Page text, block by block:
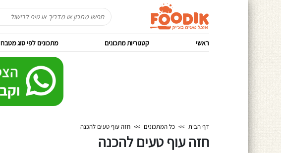
ראשי קטגוריות מתכונים מתכונים לפי סוג מטבח
דף הבית >> כל המתכונים >> חזה עוף טעים להכנה
חזה עוף טעים להכנה